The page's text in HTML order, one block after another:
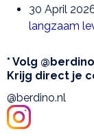
30 April
langzaam
* Volg
Krijg direct je
@berdino.nl